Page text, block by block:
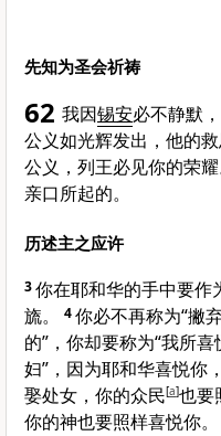
先知为圣会祈祷
62 我因锡安必不静默
公义如光辉发出，他的救
公义，列王必见你的荣
亲口所起的。
历述主之应许
3你在耶和华的手中要作
旒。
4你必不再称为“撇
的”，你却要称为“我所
妇”，因为耶和华喜悦你
娶处女，你的众民[a]也要
你的神也要照样喜悦你。